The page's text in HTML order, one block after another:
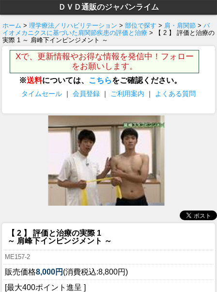
ＤＶＤ通販のジャパンライム
ホーム > 理学療法／リハビリテーション > 部位で探す > 肩・肩関節 > バ
イオメカニクスに基づいた肩関節疾患の評価と治療 > 【 2 】 評価と治療の
実際 1 ～ 肩峰下インピンジメント ～
Xで、更新情報やお得な情報を発信中！フォロー
をお願いします。
※送料については、 こちらをご確認ください。
タイムセール ｜ 会員登録 ｜ ご利用案内 ｜ よくある質問
【 2 】 評価と治療の実際 1
～ 肩峰下インピンジメント ～
ME157-2
販売価格8,000円 (消費税込:8,800円)
[最大400ポイント進呈 ]